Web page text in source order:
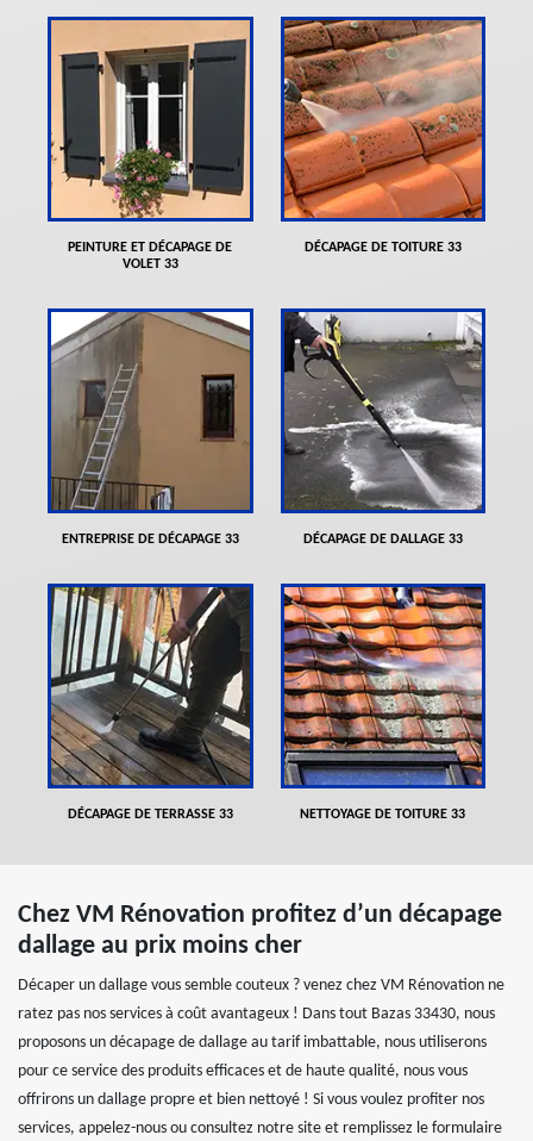
PEINTURE ET DÉCAPAGE DE
VOLET 33
DÉCAPAGE DE TOITURE 33
ENTREPRISE DE DÉCAPAGE 33 DÉCAPAGE DE DALLAGE 33
DÉCAPAGE DE TERRASSE 33 NETTOYAGE DE TOITURE 33
Chez VM Rénovation profitez d’un décapage
dallage au prix moins cher
Décaper un dallage vous semble couteux ? venez chez VM Rénovation ne
ratez pas nos services à coût avantageux ! Dans tout Bazas 33430, nous
proposons un décapage de dallage au tarif imbattable, nous utiliserons
pour ce service des produits efficaces et de haute qualité, nous vous
offrirons un dallage propre et bien nettoyé ! Si vous voulez profiter nos
services, appelez-nous ou consultez notre site et remplissez le formulaire